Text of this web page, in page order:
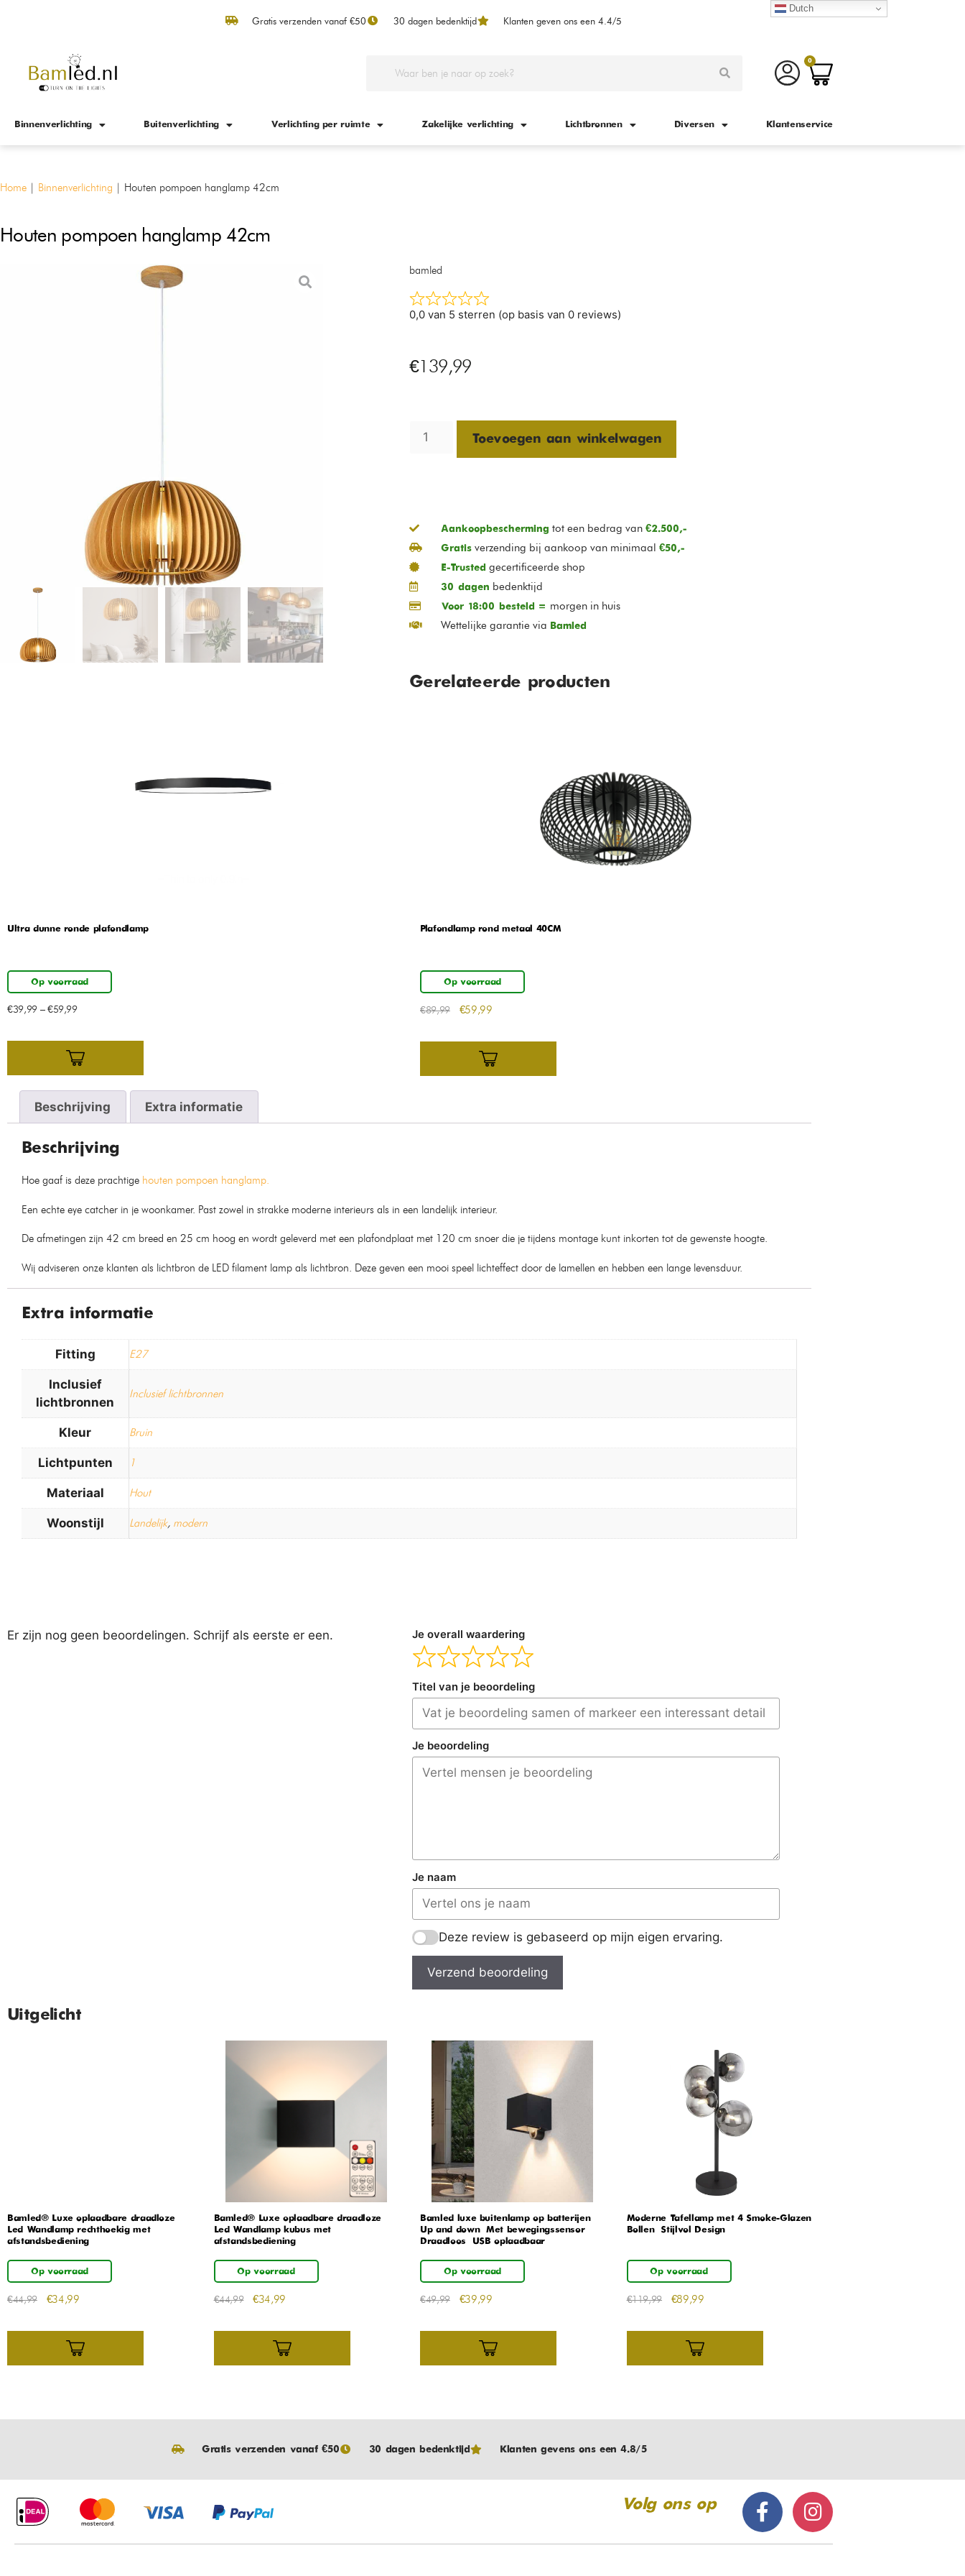
Gratis verzenden vanaf €50 30 dagen bedenktijd Klanten geven ons een 4.4/5
0
Binnenverlichting Buitenverlichting Verlichting per ruimte Zakelijke verlichting Lichtbronnen Diversen Klantenservice
Home | Binnenverlichting | Houten pompoen hanglamp 42cm
Houten pompoen hanglamp 42cm
bamled
0,0 van 5 sterren (op basis van 0 reviews)
€139,99
Toevoegen aan winkelwagen
Aankoopbescherming tot een bedrag van €2.500,-
Gratisverzending bij aankoop van minimaal €50,-
E-Trusted gecertificeerde shop
30 dagen bedenktijd
Voor 18:00 besteld = morgen in huis
Wettelijke garantie via Bamled
Gerelateerde producten
Ultra dunne ronde plafondlamp
Op voorraad
€39,99–€59,99
Plafondlamp rond metaal 40CM
Op voorraad
€89,99 €59,99
Beschrijving Extra informatie
Beschrijving
Hoe gaaf is deze prachtige houten pompoen hanglamp.
Een echte eye catcher in je woonkamer. Past zowel in strakke moderne interieurs als in een landelijk interieur.
De afmetingen zijn 42 cm breed en 25 cm hoog en wordt geleverd met een plafondplaat met 120 cm snoer die je tijdens montage kunt inkorten tot de gewenste hoogte.
Wij adviseren onze klanten als lichtbron de LED filament lamp als lichtbron. Deze geven een mooi speel lichteffect door de lamellen en hebben een lange levensduur.
Extra informatie
Fitting E27
Inclusief
lichtbronnen
Inclusief lichtbronnen
Kleur Bruin
Lichtpunten 1
Materiaal Hout
Woonstijl Landelijk, modern
Er zijn nog geen beoordelingen. Schrijf als eerste er een. Je overall waardering
Titel van je beoordeling
Je beoordeling
Je naam
Deze review is gebaseerd op mijn eigen ervaring.
Verzend beoordeling
Uitgelicht
Bamled® Luxe oplaadbare draadloze
Led Wandlamp rechthoekig met
afstandsbediening
Op voorraad
€44,99 €34,99
Bamled® Luxe oplaadbare draadloze
Led Wandlamp kubus met
afstandsbediening
Op voorraad
€44,99 €34,99
Bamled luxe buitenlamp op batterijen –
Up and down – Met bewegingssensor –
Draadloos – USB oplaadbaar
Op voorraad
€49,99 €39,99
Moderne Tafellamp met 4 Smoke-Glazen
Bollen – Stijlvol Design
Op voorraad
€119,99 €89,99
Gratis verzenden vanaf €50 30 dagen bedenktijd Klanten gevens ons een 4.8/5
Volg ons op
Dutch